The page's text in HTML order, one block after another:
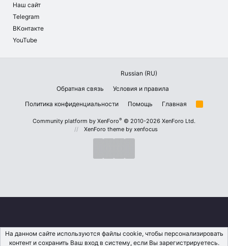
Наш сайт
Telegram
ВКонтакте
YouTube
Russian (RU)
Обратная связь
Условия и правила
Политика конфиденциальности
Помощь Главная
R
Community platform by XenForo® © 2010-2026 XenForo Ltd.
XenForo theme by xenfocus
На данном сайте используются файлы cookie, чтобы персонализировать
контент и сохранить Ваш вход в систему, если Вы зарегистрируетесь.